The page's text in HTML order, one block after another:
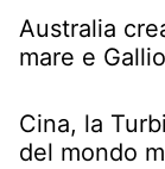
Australia
mare e
Cina, la
del mondo